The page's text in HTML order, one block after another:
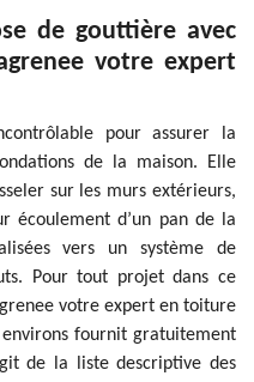
de gouttière avec
votre expert
pour assurer la
de la maison. Elle
sur les murs extérieurs,
écoulement d’un pan de la
vers un système de
Pour tout projet dans ce
votre expert en toiture
fournit gratuitement
de la liste descriptive des